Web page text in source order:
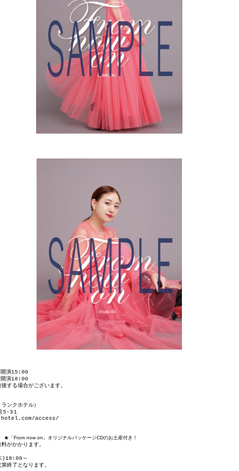
演15:00
演18:00
する場合がございます。
ランクホテル）
5-31
access/
★「From now on 」オリジナルパッケージCDのお土産付き！
がかかります。
)18:00 ～
終了となります。